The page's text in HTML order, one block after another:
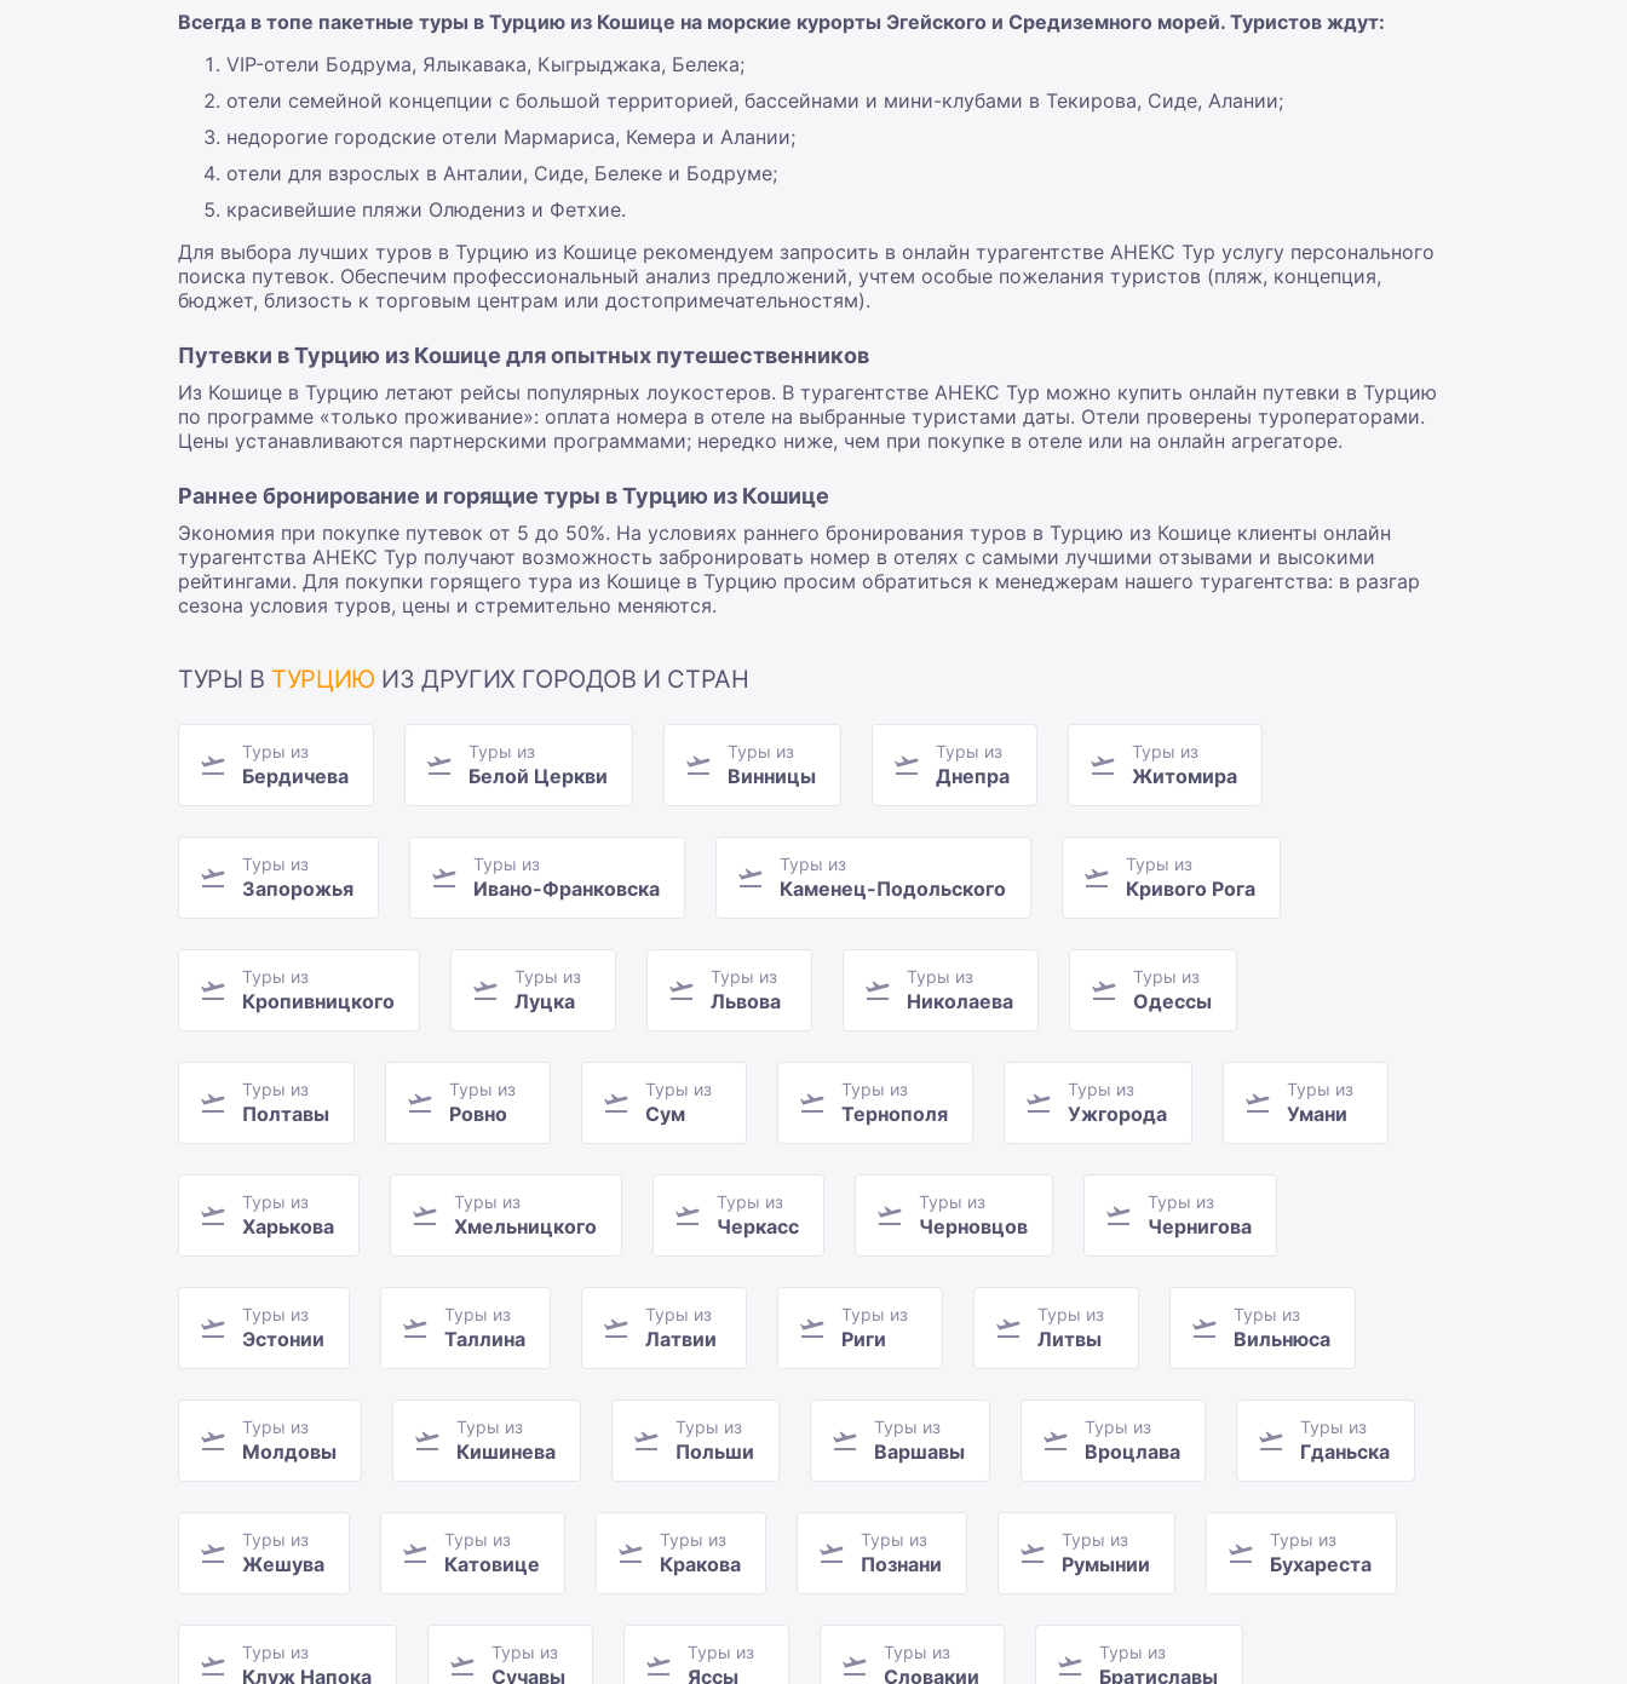
Всегда в топе пакетные туры в Турцию из Кошице на морские курорты Эгейского и Средиземного морей. Туристов ждут:
VIP-отели Бодрума, Ялыкавака, Кыгрыджака, Белека;
отели семейной концепции с большой территорией, бассейнами и мини-клубами в Текирова, Сиде, Алании;
недорогие городские отели Мармариса, Кемера и Алании;
отели для взрослых в Анталии, Сиде, Белеке и Бодруме;
красивейшие пляжи Олюдениз и Фетхие.
Для выбора лучших туров в Турцию из Кошице рекомендуем запросить в онлайн турагентстве АНЕКС Тур услугу персонального
поиска путевок. Обеспечим профессиональный анализ предложений, учтем особые пожелания туристов (пляж, концепция,
бюджет, близость к торговым центрам или достопримечательностям).
Путевки в Турцию из Кошице для опытных путешественников
Из Кошице в Турцию летают рейсы популярных лоукостеров. В турагентстве АНЕКС Тур можно купить онлайн путевки в Турцию
по программе «только проживание»: оплата номера в отеле на выбранные туристами даты. Отели проверены туроператорами.
Цены устанавливаются партнерскими программами; нередко ниже, чем при покупке в отеле или на онлайн агрегаторе.
Раннее бронирование и горящие туры в Турцию из Кошице
Экономия при покупке путевок от 5 до 50%. На условиях раннего бронирования туров в Турцию из Кошице клиенты онлайн
турагентства АНЕКС Тур получают возможность забронировать номер в отелях с самыми лучшими отзывами и высокими
рейтингами. Для покупки горящего тура из Кошице в Турцию просим обратиться к менеджерам нашего турагентства: в разгар
сезона условия туров, цены и стремительно меняются.
ТУРЫ В ТУРЦИЮ ИЗ ДРУГИХ ГОРОДОВ И СТРАН
Туры из
Бердичева
Туры из
Белой Церкви
Туры из
Винницы
Туры из
Днепра
Туры из
Житомира
Туры из
Запорожья
Туры из
Ивано-Франковска
Туры из
Каменец-Подольского
Туры из
Кривого Рога
Туры из
Кропивницкого
Туры из
Луцка
Туры из
Львова
Туры из
Николаева
Туры из
Одессы
Туры из
Полтавы
Туры из
Ровно
Туры из
Сум
Туры из
Тернополя
Туры из
Ужгорода
Туры из
Умани
Туры из
Харькова
Туры из
Хмельницкого
Туры из
Черкасс
Туры из
Черновцов
Туры из
Чернигова
Туры из
Эстонии
Туры из
Таллина
Туры из
Латвии
Туры из
Риги
Туры из
Литвы
Туры из
Вильнюса
Туры из
Молдовы
Туры из
Кишинева
Туры из
Польши
Туры из
Варшавы
Туры из
Вроцлава
Туры из
Гданьска
Туры из
Жешува
Туры из
Катовице
Туры из
Кракова
Туры из
Познани
Туры из
Румынии
Туры из
Бухареста
Туры из
Клуж Напока
Туры из
Сучавы
Туры из
Яссы
Туры из
Словакии
Туры из
Братиславы